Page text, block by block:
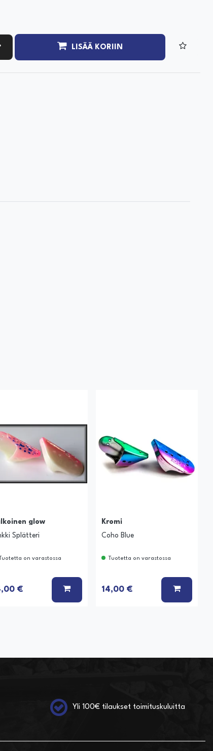
MÄÄRÄÄ LISÄÄ KORIIN
glow
Splätteri
Tuotetta on varastossa
€ LISÄÄ KORIIN
Kromi
Coho Blue
Tuotetta on varastossa
14,00 € LISÄÄ
Yli 100€ tilaukset toimituskuluitta